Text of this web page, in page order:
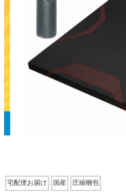
最短発送 冷感ラグ
ダイニングテーブル・セット
宅配便お届け 国産 圧縮梱包